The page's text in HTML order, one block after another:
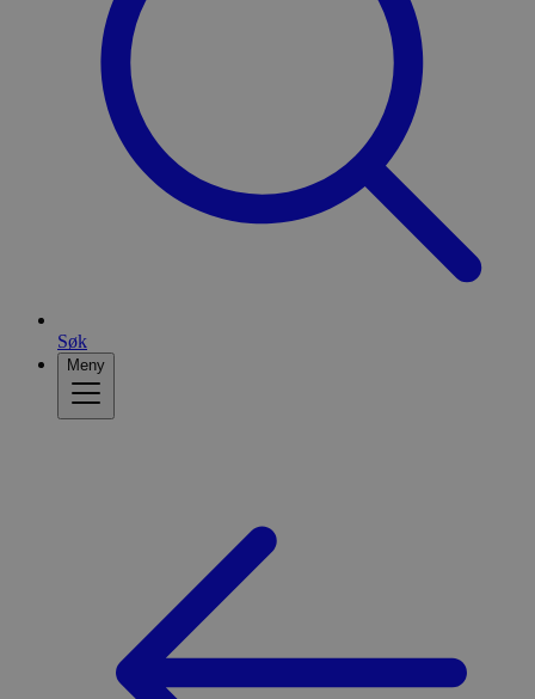
Søk
Meny